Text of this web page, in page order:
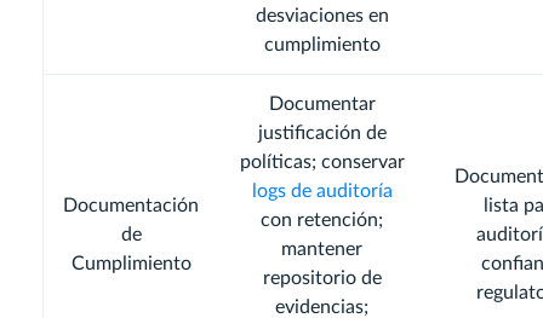
desviaciones en
cumplimiento
Documentación
de
Cumplimiento
Documentar
justificación de
políticas; conservar
logs de auditoría
con retención;
mantener
repositorio de
evidencias;
lista